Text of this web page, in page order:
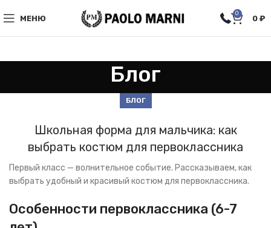
МЕНЮ
0
0 ₽
Блог
БЛОГ
Школьная форма для мальчика: как
выбрать костюм для первоклассника
Первый класс — волнительное событие. Рассказываем, как
выбрать удобный и красивый костюм для первоклассника.
Особенности первоклассника (6-7